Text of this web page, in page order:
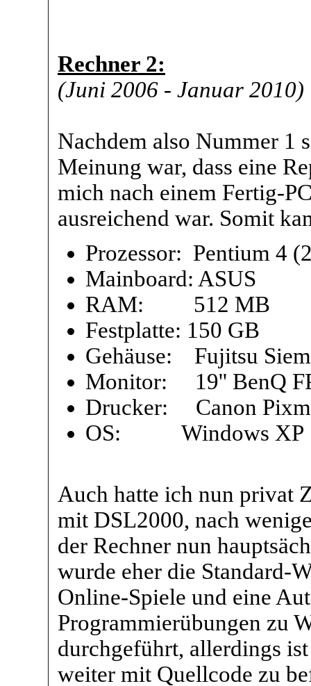
Rechner 2:
(Juni 2006 - Januar 2010)
Nachdem also Nummer 1
Meinung war, dass eine
mich nach einem Fertig-
ausreichend war. Somit
Prozessor: Pentium 4
Mainboard: ASUS
RAM: 512 MB
Festplatte: 150 GB
Gehäuse: Fujitsu
Monitor: 19'' BenQ
Drucker: Canon
OS: Windows XP
Auch hatte ich nun privat
mit DSL2000, nach
der Rechner nun
wurde eher die Standard-
Online-Spiele und eine
Programmierübungen zu
durchgeführt, allerdings
weiter mit Quellcode zu